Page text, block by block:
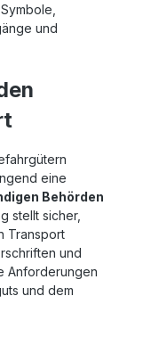
und
eine
Behörden
stellt sicher,
Transport
und
Anforderungen
und dem